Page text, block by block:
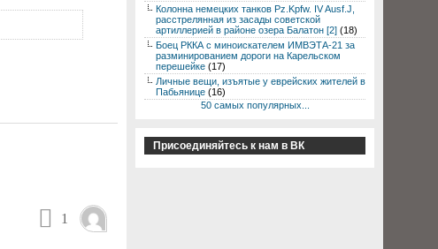
1
Колонна немецких танков Pz.Kpfw. IV Ausf.J,
расстрелянная из засады советской
артиллерией в районе озера Балатон [2] (18)
Боец РККА с миноискателем ИМВЭТА-21 за
разминированием дороги на Карельском
перешейке (17)
Личные вещи, изъятые у еврейских жителей в
Пабьянице (16)
50 самых популярных...
Присоединяйтесь к нам в ВК